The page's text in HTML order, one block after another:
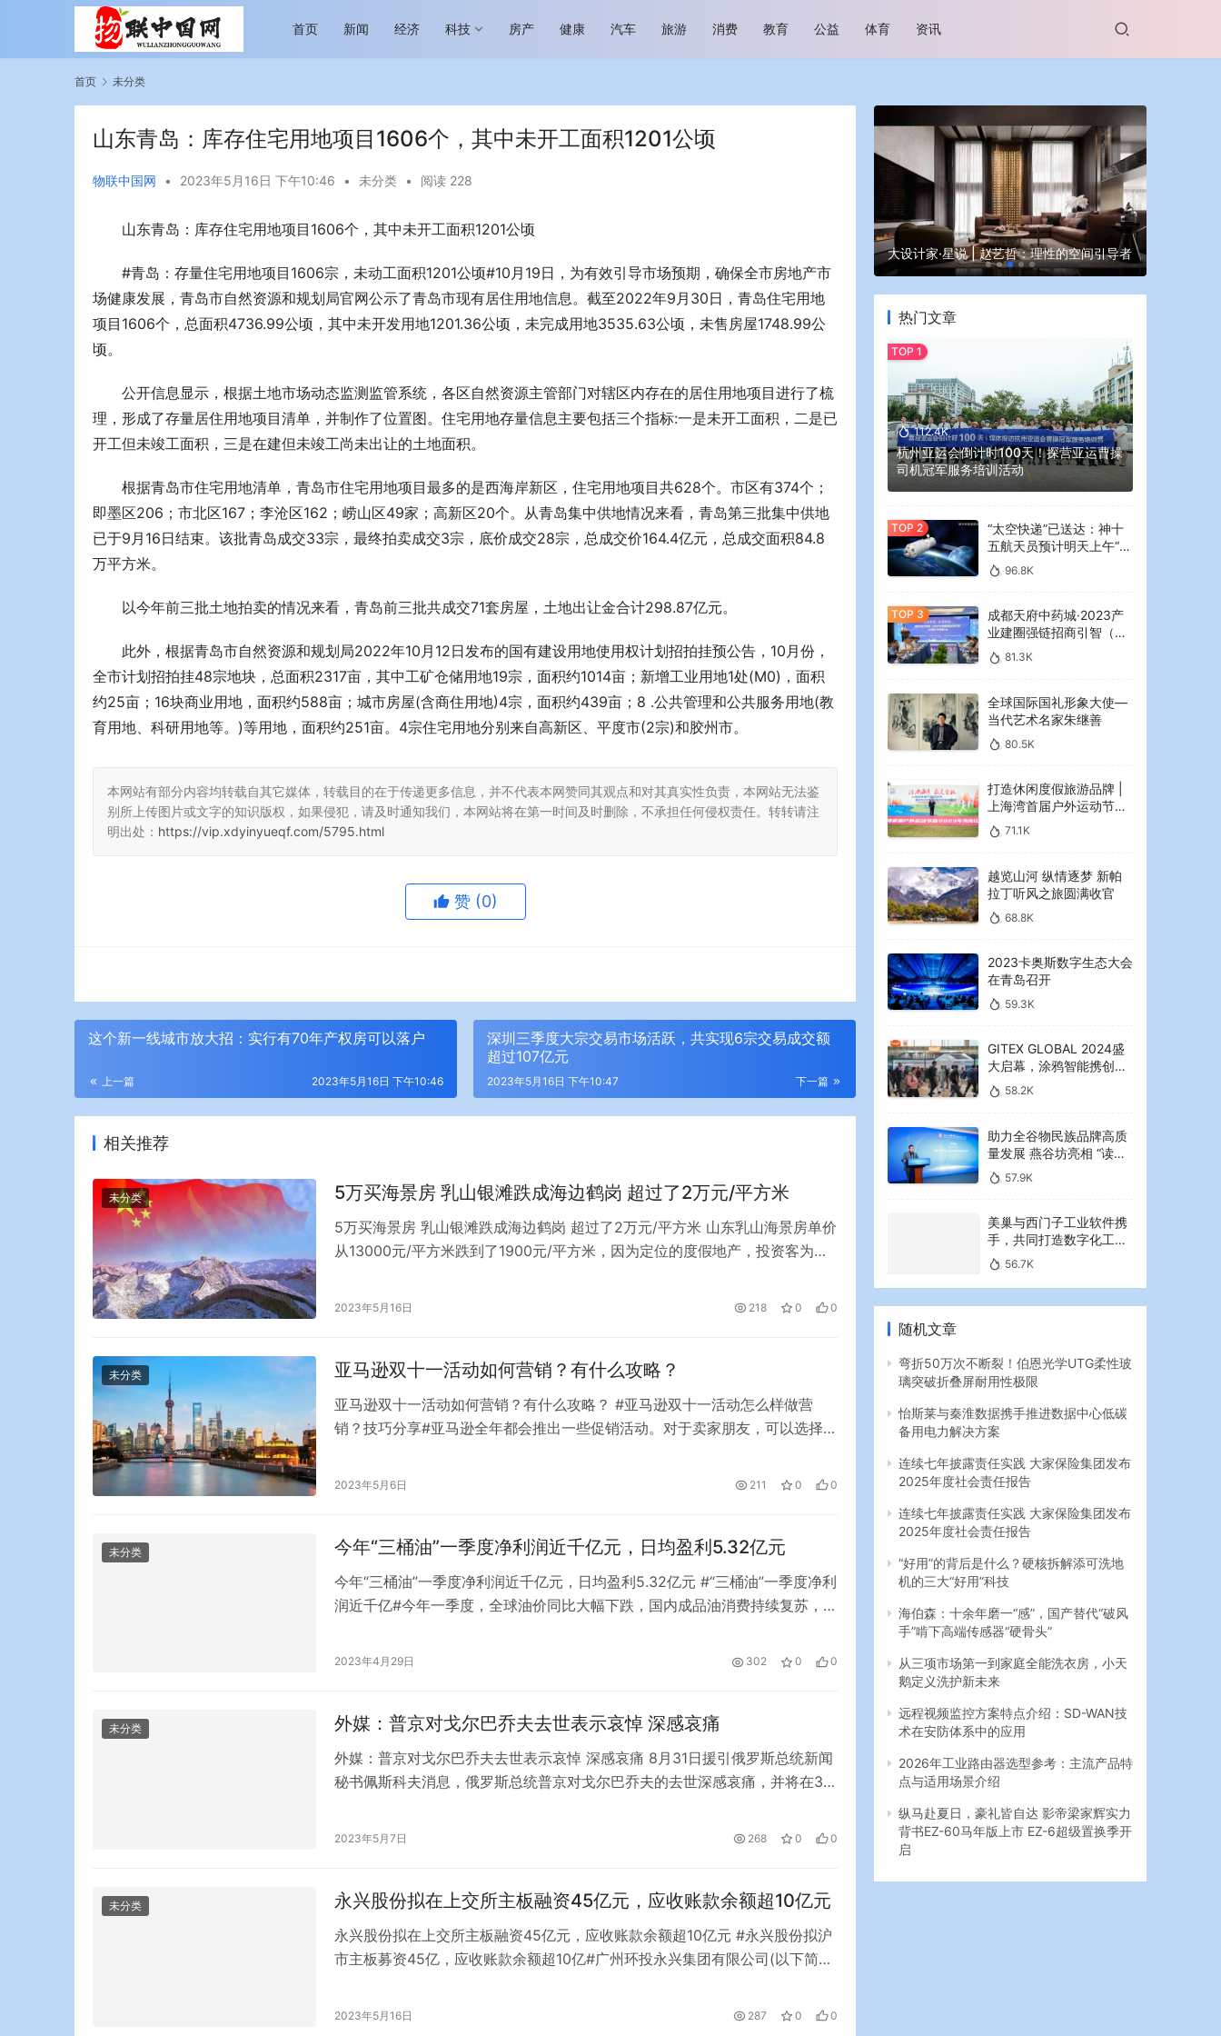
首页 新闻 经济 科技 房产 健康 汽车 旅游 消费 教育 公益 体育 资讯
首页 未分类
山东青岛：库存住宅用地项目1606个，其中未开工面积1201公顷
物联中国网 • 2023年5月16日 下午10:46 • 未分类 • 阅读 228
山东青岛：库存住宅用地项目1606个，其中未开工面积1201公顷
#青岛：存量住宅用地项目1606宗，未动工面积1201公顷#10月19日，为有效引导市场预期，确保全市房地产市
场健康发展，青岛市自然资源和规划局官网公示了青岛市现有居住用地信息。截至2022年9月30日，青岛住宅用地
项目1606个，总面积4736.99公顷，其中未开发用地1201.36公顷，未完成用地3535.63公顷，未售房屋1748.99公
顷。
公开信息显示，根据土地市场动态监测监管系统，各区自然资源主管部门对辖区内存在的居住用地项目进行了梳
理，形成了存量居住用地项目清单，并制作了位置图。住宅用地存量信息主要包括三个指标:一是未开工面积，二是已
开工但未竣工面积，三是在建但未竣工尚未出让的土地面积。
根据青岛市住宅用地清单，青岛市住宅用地项目最多的是西海岸新区，住宅用地项目共628个。市区有374个；
即墨区206；市北区167；李沧区162；崂山区49家；高新区20个。从青岛集中供地情况来看，青岛第三批集中供地
已于9月16日结束。该批青岛成交33宗，最终拍卖成交3宗，底价成交28宗，总成交价164.4亿元，总成交面积84.8
万平方米。
以今年前三批土地拍卖的情况来看，青岛前三批共成交71套房屋，土地出让金合计298.87亿元。
此外，根据青岛市自然资源和规划局2022年10月12日发布的国有建设用地使用权计划招拍挂预公告，10月份，
全市计划招拍挂48宗地块，总面积2317亩，其中工矿仓储用地19宗，面积约1014亩；新增工业用地1处(M0)，面积
约25亩；16块商业用地，面积约588亩；城市房屋(含商住用地)4宗，面积约439亩；8 .公共管理和公共服务用地(教
育用地、科研用地等。)等用地，面积约251亩。4宗住宅用地分别来自高新区、平度市(2宗)和胶州市。
本网站有部分内容均转载自其它媒体，转载目的在于传递更多信息，并不代表本网赞同其观点和对其真实性负责，本网站无法鉴
别所上传图片或文字的知识版权，如果侵犯，请及时通知我们，本网站将在第一时间及时删除，不承担任何侵权责任。转转请注
明出处： https://vip.xdyinyueqf.com/5795.html
赞 (0)
这个新一线城市放大招：实行有70年产权房可以落户
上一篇 2023年5月16日 下午10:46
深圳三季度大宗交易市场活跃，共实现6宗交易成交额
超过107亿元
下一篇
2023年5月16日 下午10:47
相关推荐
未分类 5万买海景房 乳山银滩跌成海边鹤岗 超过了2万元/平方米
5万买海景房 乳山银滩跌成海边鹤岗 超过了2万元/平方米 山东乳山海景房单价
从13000元/平方米跌到了1900元/平方米，因为定位的度假地产，投资客为
乳山市的银滩，该度假区从1992年就开始兴建，在1994年被评为省级旅游度假
2023年5月16日 218 0 0
未分类 亚马逊双十一活动如何营销？有什么攻略？
亚马逊双十一活动如何营销？有什么攻略？ #亚马逊双十一活动怎么样做营
销？技巧分享#亚马逊全年都会推出一些促销活动。对于卖家朋友，可以选择合
双十一活动呢？ 第一，大力推广之前的关键词优化 前期随着搜索热度的提升，
2023年5月6日 211 0 0
未分类 今年“三桶油”一季度净利润近千亿元，日均盈利5.32亿元
今年“三桶油”一季度净利润近千亿元，日均盈利5.32亿元 #“三桶油”一季度净利
润近千亿#今年一季度，全球油价同比大幅下跌，国内成品油消费持续复苏，化
石油、中国石化、中国中海油一季度共实现净利润958.39亿元，平均一天赚
2023年4月29日 302 0 0
未分类 外媒：普京对戈尔巴乔夫去世表示哀悼 深感哀痛
外媒：普京对戈尔巴乔夫去世表示哀悼 深感哀痛 8月31日援引俄罗斯总统新闻
秘书佩斯科夫消息，俄罗斯总统普京对戈尔巴乔夫的去世深感哀痛，并将在31
间发布消息称，苏联最后一任领导人戈尔巴乔夫当天晚上因长期重病医治无效
2023年5月7日 268 0 0
未分类 永兴股份拟在上交所主板融资45亿元，应收账款余额超10亿元
永兴股份拟在上交所主板融资45亿元，应收账款余额超10亿元 #永兴股份拟沪
市主板募资45亿，应收账款余额超10亿#广州环投永兴集团有限公司(以下简称
上交所主板受理，并在招股说明书中预披露。资料显示，公司主要区域为广
2023年5月16日 287 0 0
越览山河 纵情逐梦 新帕拉丁听风之旅即日
今年旅游市场进入恢复发展快车道 向“新”而
大设计家·星说 | 赵艺哲：理性的空间引导者
热门文章
112.4K
杭州亚运会倒计时100天！探营亚运曹操
司机冠军服务培训活动
“太空快递”已送达：神十
五航天员预计明天上午“拆
快递”96.8K
成都天府中药城·2023产
业建圈强链招商引智（大
湾区）专场推介会在广州
举行
81.3K
全球国际国礼形象大使—
当代艺术名家朱继善
80.5K
打造休闲度假旅游品牌 |
上海湾首届户外运动节暨
2023年海湾红叶节启幕
71.1K
越览山河 纵情逐梦 新帕
拉丁听风之旅圆满收官
68.8K
2023卡奥斯数字生态大会
在青岛召开
59.3K
GITEX GLOBAL 2024盛
大启幕，涂鸦智能携创新
AI解决方案引领中东可持
续未来
58.2K
助力全谷物民族品牌高质
量发展 燕谷坊亮相 “读懂
中国”国际会议
57.9K
美巢与西门子工业软件携
手，共同打造数字化工业
新篇章
56.7K
随机文章
弯折50万次不断裂！伯恩光学UTG柔性玻
璃突破折叠屏耐用性极限
怡斯莱与秦淮数据携手推进数据中心低碳
备用电力解决方案
连续七年披露责任实践 大家保险集团发布
2025年度社会责任报告
连续七年披露责任实践 大家保险集团发布
2025年度社会责任报告
“好用”的背后是什么？硬核拆解添可洗地
机的三大“好用”科技
海伯森：十余年磨一“感”，国产替代“破风
手”啃下高端传感器“硬骨头”
从三项市场第一到家庭全能洗衣房，小天
鹅定义洗护新未来
远程视频监控方案特点介绍：SD-WAN技
术在安防体系中的应用
2026年工业路由器选型参考：主流产品特
点与适用场景介绍
纵马赴夏日，豪礼皆自达 影帝梁家辉实力
背书EZ-60马年版上市 EZ-6超级置换季开
启